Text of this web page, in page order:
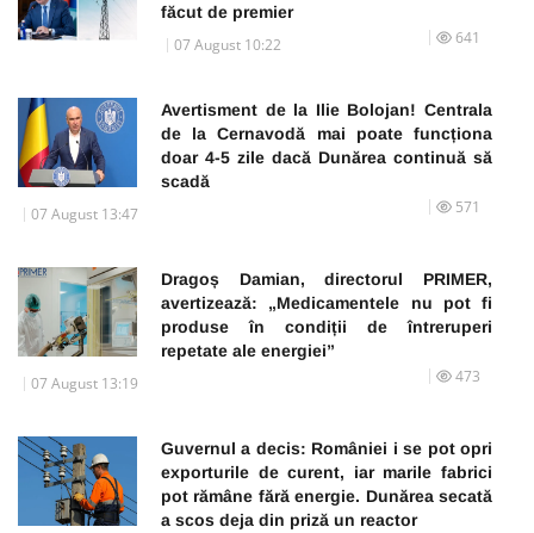
făcut de premier
07 August 10:22 641
Avertisment de la Ilie Bolojan! Centrala
de la Cernavodă mai poate funcționa
doar 4-5 zile dacă Dunărea continuă să
scadă
07 August 13:47 571
Dragoș Damian, directorul PRIMER,
avertizează: „Medicamentele nu pot fi
produse în condiții de întreruperi
repetate ale energiei”
07 August 13:19 473
Guvernul a decis: României i se pot opri
exporturile de curent, iar marile fabrici
pot rămâne fără energie. Dunărea secată
a scos deja din priză un reactor